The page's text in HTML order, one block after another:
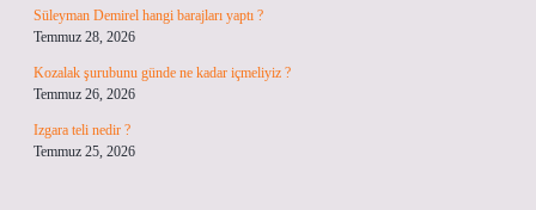
Süleyman Demirel hangi barajları yaptı ?
Temmuz 28, 2026
Kozalak şurubunu günde ne kadar içmeliyiz ?
Temmuz 26, 2026
Izgara teli nedir ?
Temmuz 25, 2026